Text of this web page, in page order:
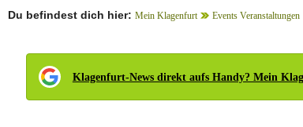
Du befindest dich hier: Mein Klagenfurt Events Veranstaltungen
Klagenfurt-News direkt aufs Handy? Mein